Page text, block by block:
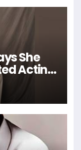
She
Acting